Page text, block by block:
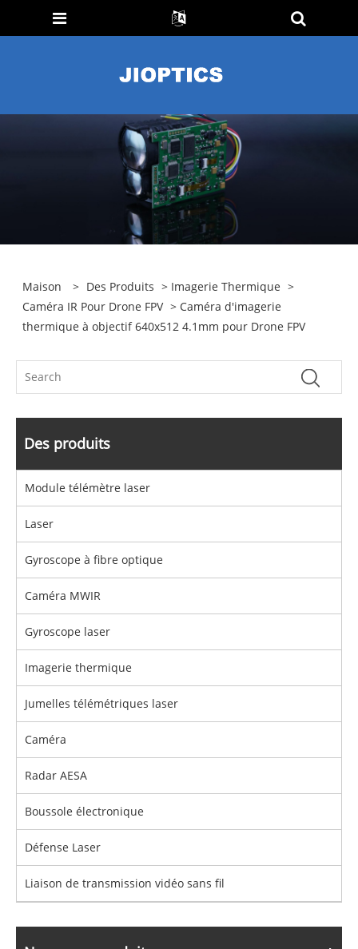
Maison > Des Produits > Imagerie Thermique >
Caméra IR Pour Drone FPV > Caméra d'imagerie
thermique à objectif 640x512 4.1mm pour Drone FPV
Des produits
Module télémètre laser
Laser
Gyroscope à fibre optique
Caméra MWIR
Gyroscope laser
Imagerie thermique
Jumelles télémétriques laser
Caméra
Radar AESA
Boussole électronique
Défense Laser
Liaison de transmission vidéo sans fil